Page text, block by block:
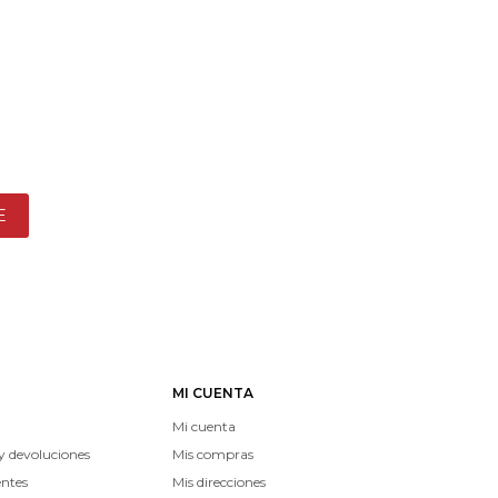
devoluciones
MI CUENTA
Mi cuenta
Mis compras
Mis direcciones